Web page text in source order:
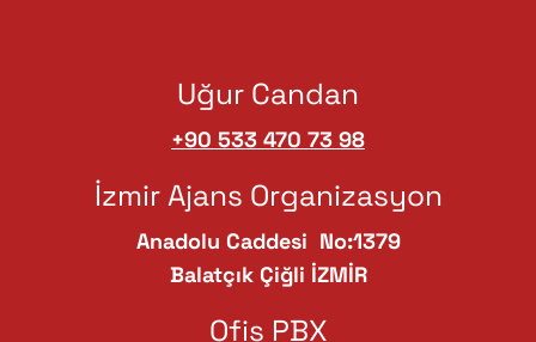
Uğur Candan
+90 533 470 73 98
İzmir Ajans Organizasyon
Anadolu Caddesi No:1379
Balatçık Çiğli İZMİR
Ofis PBX